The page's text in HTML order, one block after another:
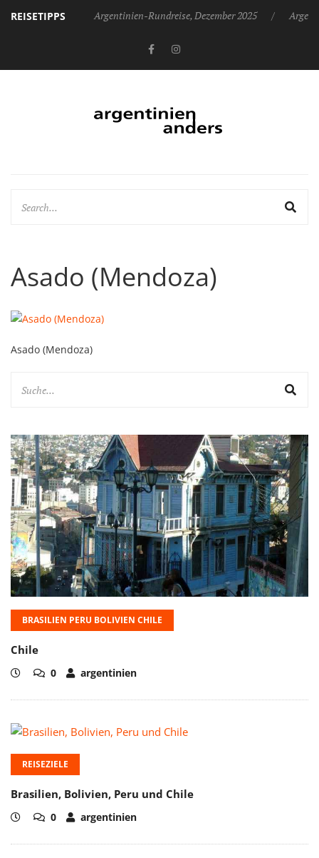
REISETIPPS Argentinien-Rundreise, Dezember 2025
Asado (Mendoza)
Asado (Mendoza)
BRASILIEN PERU BOLIVIEN CHILE
Chile
0 argentinien
REISEZIELE
Brasilien, Bolivien, Peru und Chile
0 argentinien